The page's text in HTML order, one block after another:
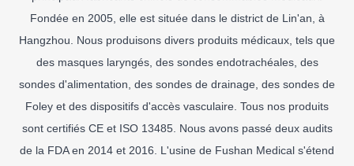
Fondée en 2005, elle est située dans le district de Lin'an, à
Hangzhou. Nous produisons divers produits médicaux, tels que
des masques laryngés, des sondes endotrachéales, des
sondes d'alimentation, des sondes de drainage, des sondes de
Foley et des dispositifs d'accès vasculaire. Tous nos produits
sont certifiés CE et ISO 13485. Nous avons passé deux audits
de la FDA en 2014 et 2016. L'usine de Fushan Medical s'étend